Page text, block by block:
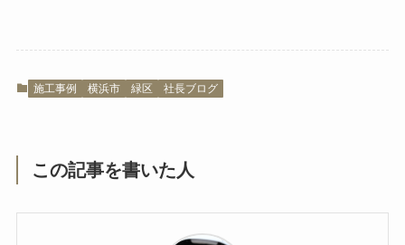
施工事例 横浜市 緑区 社長ブログ
この記事を書いた人